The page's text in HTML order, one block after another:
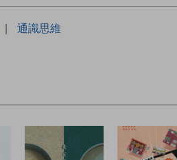
| 通識思維